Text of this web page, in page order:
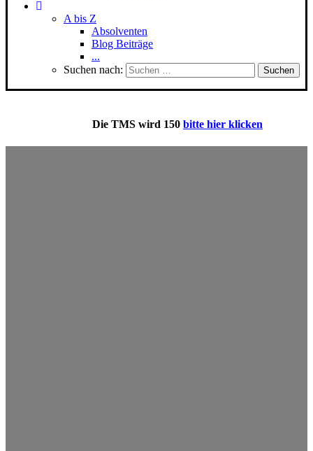
A bis Z
Absolventen
Blog Beiträge
...
Suchen nach:
Die TMS wird 150 bitte hier klicken